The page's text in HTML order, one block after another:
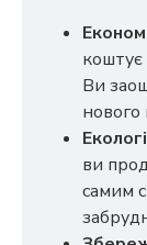
коштує
Ви
ви
самим